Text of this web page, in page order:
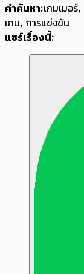
คำค้นหา:เกมเมอร์,
เกม, การแข่งขัน
แชร์เรื่องนี้: